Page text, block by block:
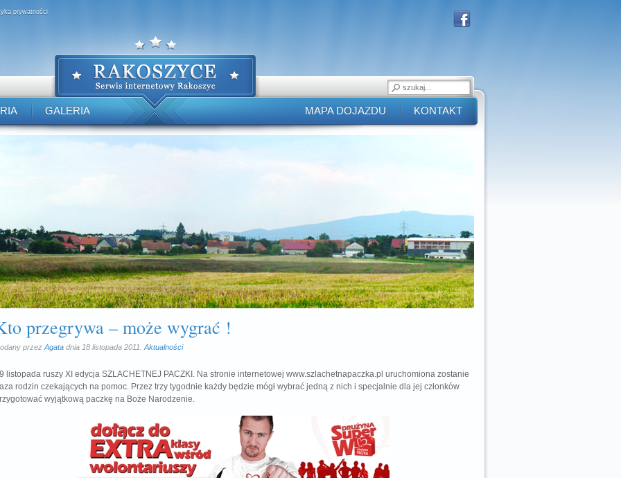
prywatności
GALERIA MAPA DOJAZDU KONTAKT
przegrywa – może wygrać !
przez Agata dnia 18 listopada 2011. Aktualności
listopada ruszy XI edycja SZLACHETNEJ PACZKI. Na stronie internetowej www.szlachetnapaczka.pl uruchomiona zostanie
rodzin czekających na pomoc. Przez trzy tygodnie każdy będzie mógł wybrać jedną z nich i specjalnie dla jej członków
wyjątkową paczkę na Boże Narodzenie.